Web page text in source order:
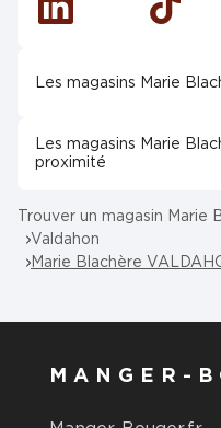
Linkedin Tiktok
Les magasins Marie
Les magasins Marie
proximité
Trouver un magasin Marie
Valdahon
Marie Blachère
MANGER-